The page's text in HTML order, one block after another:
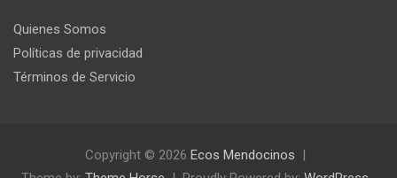
Quienes Somos
Políticas de privacidad
Términos de Servicio
Copyright © 2026 Ecos Mendocinos